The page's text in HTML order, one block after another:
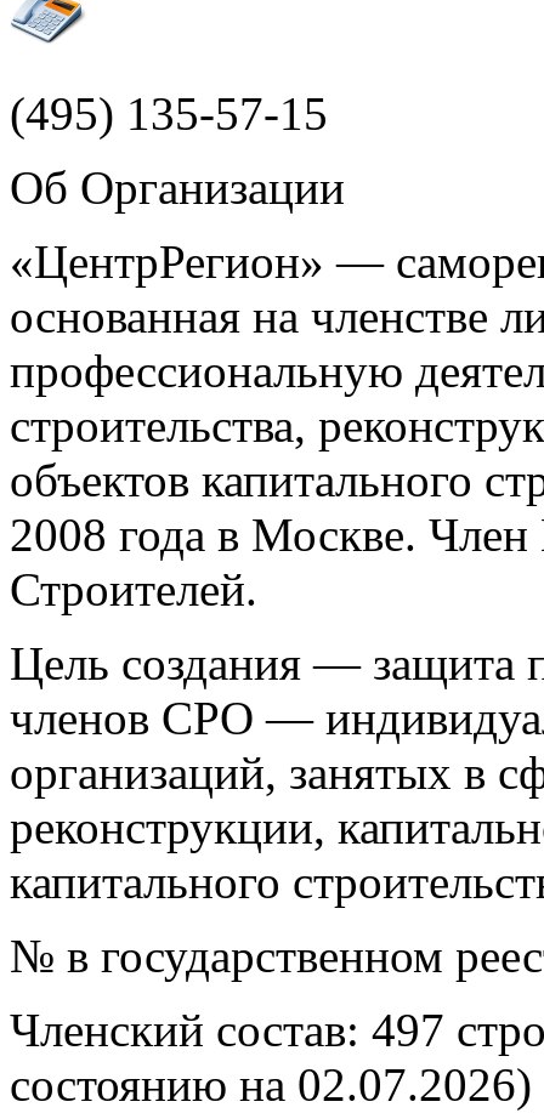
(495) 135-57-15
Об Организации
«ЦентрРегион» —
основанная на членстве
профессиональную
строительства,
объектов капитального
2008 года в Москве.
Строителей.
Цель создания — защита
членов СРО —
организаций, занятых в
реконструкции,
капитального
№ в государственном
Членский состав: 497
состоянию на 02.07.2026)